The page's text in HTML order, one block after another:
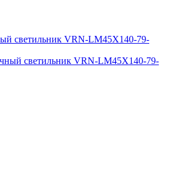
светильник VRN-LM45X140-79-